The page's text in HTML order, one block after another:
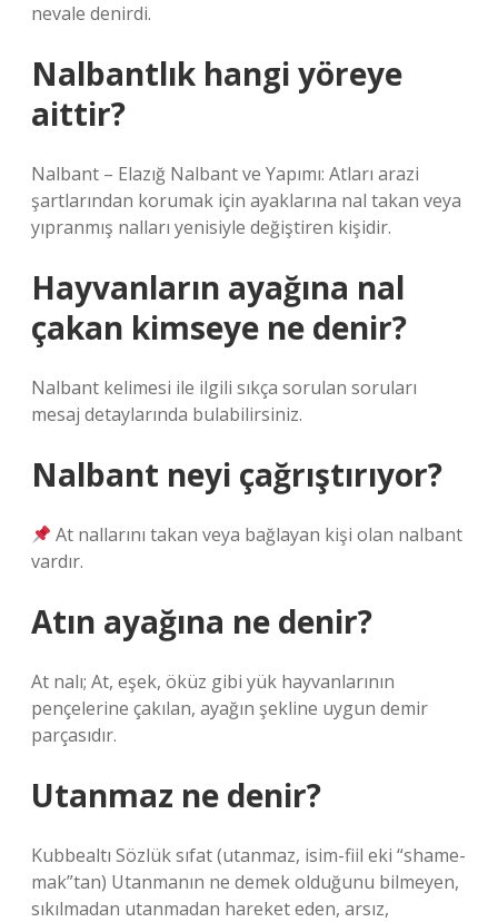
nevale denirdi.
Nalbantlık hangi yöreye
aittir?
Nalbant – Elazığ Nalbant ve Yapımı: Atları arazi
şartlarından korumak için ayaklarına nal takan veya
yıpranmış nalları yenisiyle değiştiren kişidir.
Hayvanların ayağına nal
çakan kimseye ne denir?
Nalbant kelimesi ile ilgili sıkça sorulan soruları
mesaj detaylarında bulabilirsiniz.
Nalbant neyi çağrıştırıyor?
At nallarını takan veya bağlayan kişi olan nalbant
vardır.
Atın ayağına ne denir?
At nalı; At, eşek, öküz gibi yük hayvanlarının
pençelerine çakılan, ayağın şekline uygun demir
parçasıdır.
Utanmaz ne denir?
Kubbealtı Sözlük sıfat (utanmaz, isim-fiil eki “shame-
mak”tan) Utanmanın ne demek olduğunu bilmeyen,
sıkılmadan utanmadan hareket eden, arsız,